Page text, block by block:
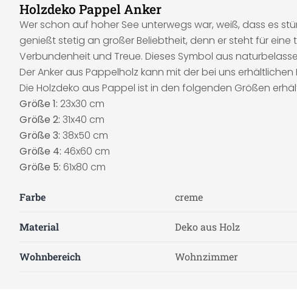
Holzdeko Pappel Anker
Wer schon auf hoher See unterwegs war, weiß, dass es
genießt stetig an großer Beliebtheit, denn er steht für
Verbundenheit und Treue. Dieses Symbol aus
Der Anker aus Pappelholz kann mit der bei uns
Die Holzdeko aus Pappel ist in den folgenden Größen
Größe 1: 23x30 cm
Größe 2: 31x40 cm
Größe 3: 38x50 cm
Größe 4: 46x60 cm
Größe 5: 61x80 cm
Farbe creme
Material Deko aus Holz
Wohnbereich Wohnzimmer